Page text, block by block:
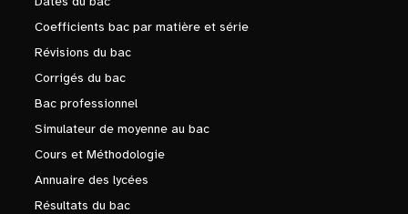
Coefficients bac par matière et série
Révisions du bac
Corrigés du bac
Bac professionnel
Simulateur de moyenne au bac
Cours et Méthodologie
Annuaire des lycées
Résultats du bac